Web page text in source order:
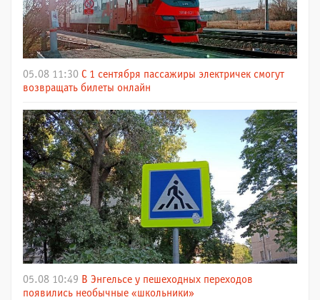
05.08 11:30 С 1 сентября пассажиры электричек смогут
возвращать билеты онлайн
05.08 10:49 В Энгельсе у пешеходных переходов
появились необычные «школьники»